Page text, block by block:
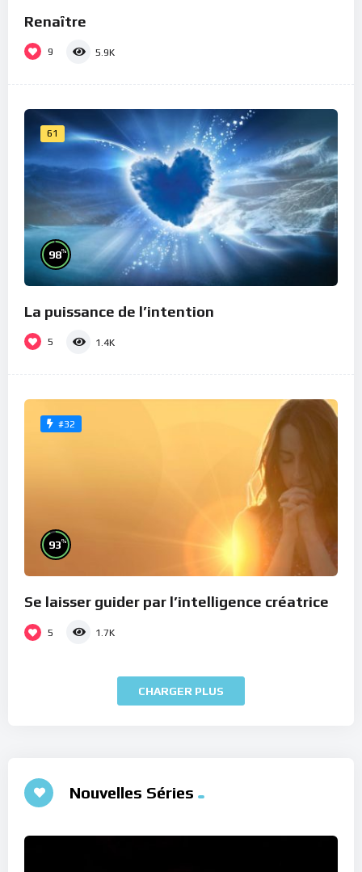
Renaître
9 5.9K
61
98%
La puissance de l’intention
5 1.4K
#32
93%
Se laisser guider par l’intelligence créatrice
5 1.7K
CHARGER PLUS
Nouvelles Séries